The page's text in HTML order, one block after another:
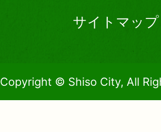
サイトマップ
Copyright © Shiso City, All